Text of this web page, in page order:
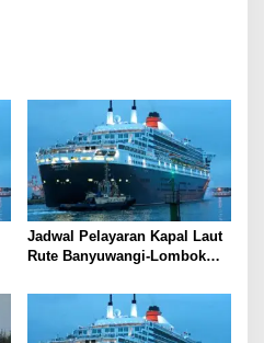
Jadwal Pelayaran Kapal Laut
Rute Banyuwangi-Lombok